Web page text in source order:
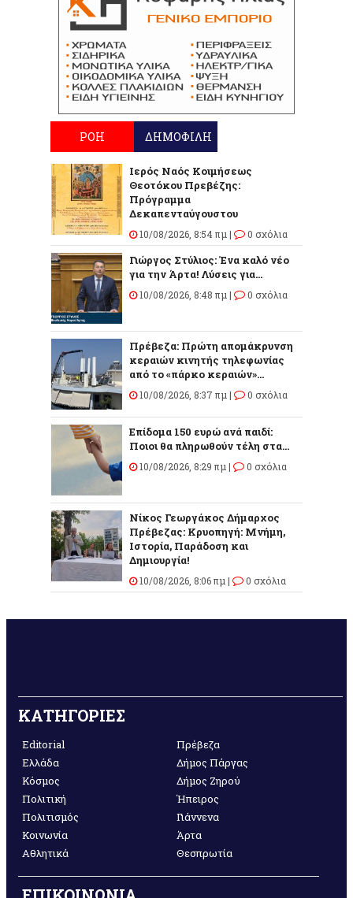
ΡΟΗ ΔΗΜΟΦΙΛΗ
Ιερός Ναός Κοιμήσεως
Θεοτόκου Πρεβέζης:
Πρόγραμμα
Δεκαπενταύγουστου
10/08/2026, 8:54 πμ | 0 σχόλια
Γιώργος Στύλιος: Ένα καλό νέο
για την Άρτα! Λύσεις για...
10/08/2026, 8:48 πμ | 0 σχόλια
Πρέβεζα: Πρώτη απομάκρυνση
κεραιών κινητής τηλεφωνίας
από το «πάρκο κεραιών»...
10/08/2026, 8:37 πμ | 0 σχόλια
Επίδομα 150 ευρώ ανά παιδί:
Ποιοι θα πληρωθούν τέλη στα...
10/08/2026, 8:29 πμ | 0 σχόλια
Νίκος Γεωργάκος Δήμαρχος
Πρέβεζας: Κρυοπηγή: Μνήμη,
Ιστορία, Παράδοση και
Δημιουργία!
10/08/2026, 8:06 πμ | 0 σχόλια
ΚΑΤΗΓΟΡΙΕΣ
Editorial
Ελλάδα
Κόσμος
Πολιτική
Πολιτισμός
Κοινωνία
Αθλητικά
Πρέβεζα
Δήμος Πάργας
Δήμος Ζηρού
Ήπειρος
Γιάννενα
Άρτα
Θεσπρωτία